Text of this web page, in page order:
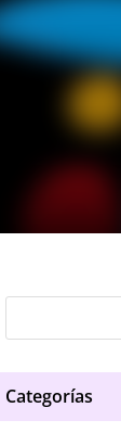
Categorías